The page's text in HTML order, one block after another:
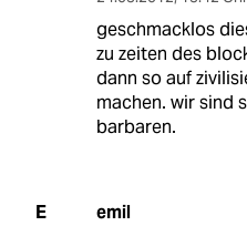
geschmacklos
zu zeiten des
dann so auf
machen. wir sind
barbaren.
E emil